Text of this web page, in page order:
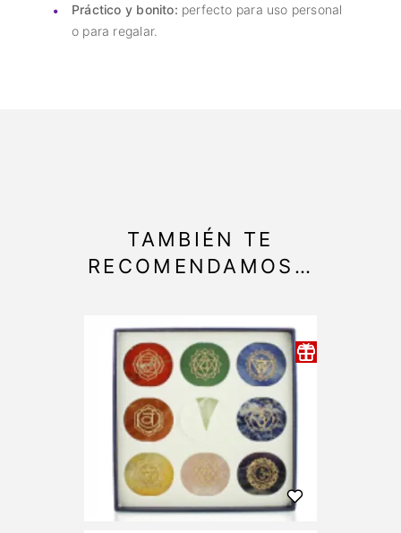
Práctico y bonito: perfecto para uso personal
o para regalar.
TAMBIÉN TE
RECOMENDAMOS…